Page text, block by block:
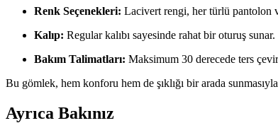
Renk Seçenekleri: Lacivert rengi, her türlü pantolon
Kalıp: Regular kalıbı sayesinde rahat bir oturuş sunar.
Bakım Talimatları: Maksimum 30 derecede ters
Bu gömlek, hem konforu hem de şıklığı bir arada
Ayrıca Bakınız